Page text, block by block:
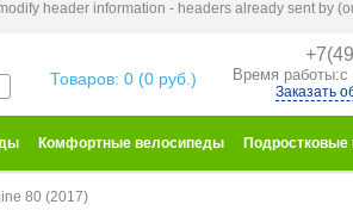
header information - headers already sent by
Товаров: 0 (0 руб.) Время
Заказать
Комфортные велосипеды
80 (2017)